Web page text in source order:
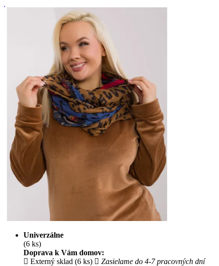
Univerzálne
(6 ks)
Doprava k Vám domov:
Externý sklad (6 ks)
Zasielame do 4-7 pracovných dní